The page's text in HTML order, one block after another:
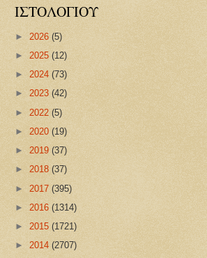
ΙΣΤΟΛΟΓΙΟΥ
► 2026 (5)
► 2025 (12)
► 2024 (73)
► 2023 (42)
► 2022 (5)
► 2020 (19)
► 2019 (37)
► 2018 (37)
► 2017 (395)
► 2016 (1314)
► 2015 (1721)
► 2014 (2707)